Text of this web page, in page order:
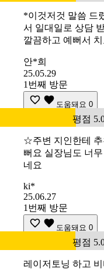
*이것저것 말씀 드
서 일대일로 상담
깔끔하고 예뻐서
안*희
25.05.29
1번째 방문
도움돼요 0
평점
☆주변 지인한테 추
뻐요 실장님도 너
네요
ki*
25.06.27
1번째 방문
도움돼요 0
평점
레이저토닝 하고